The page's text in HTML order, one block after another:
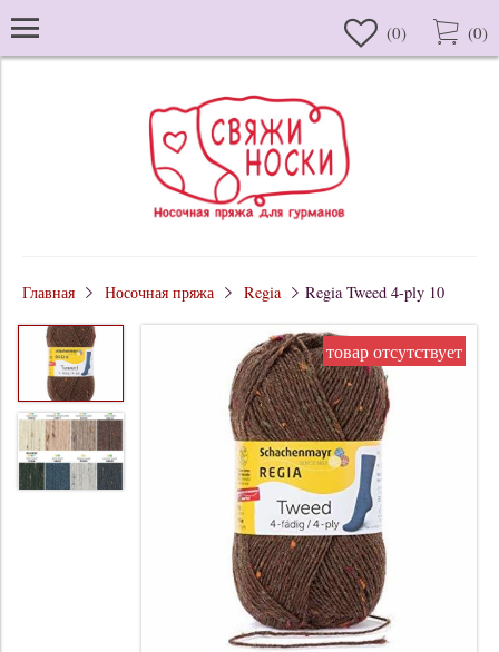
(0) (0)
Главная Носочная пряжа Regia Regia Tweed 4-ply 10
товар отсутствует